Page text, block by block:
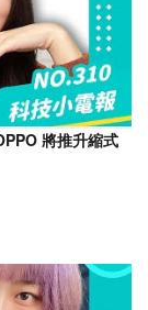
將推升縮式